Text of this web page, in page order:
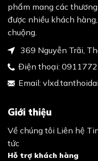
phẩm mang các
được nhiều khách
chuộng.
369 Nguyễn Trãi,
Điện thoại:
Email:
Giới thiệu
Về chúng tôi Liên hệ
tức
Hỗ trợ khách hàng